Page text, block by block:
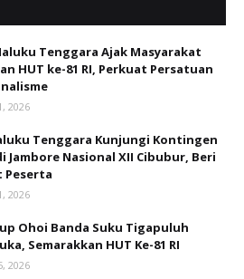
Tenggara Ajak Masyarakat
HUT ke-81 RI, Perkuat Persatuan
2026
Tenggara Kunjungi Kontingen
Jambore Nasional XII Cibubur, Beri
Peserta
2026
Ohoi Banda Suku Tigapuluh
Semarakkan HUT Ke-81 RI
2026